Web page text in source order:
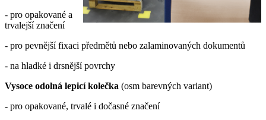
- pro opakované a
trvalejší značení
- pro pevnější fixaci předmětů nebo zalaminovaných dokumentů
- na hladké i drsnější povrchy
Vysoce odolná lepicí kolečka (osm barevných variant)
- pro opakované, trvalé i dočasné značení